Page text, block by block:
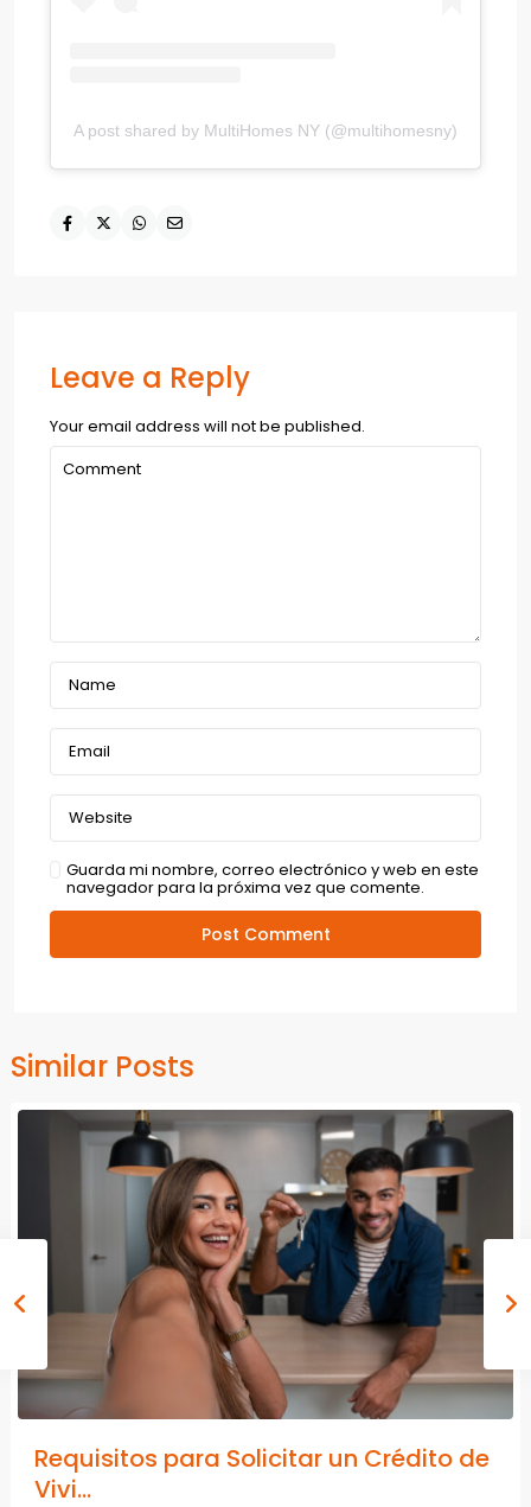
A post shared by MultiHomes NY (@multihomesny)
Leave a Reply
Your email address will not be published.
Guarda mi nombre, correo electrónico y web en este
navegador para la próxima vez que comente.
Similar Posts
Requisitos para Solicitar un Crédito de
Vivi...